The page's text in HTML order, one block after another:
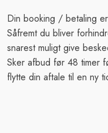
Din booking / betaling
Såfremt du bliver
snarest muligt give
Sker afbud før 48 timer
flytte din aftale til en ny